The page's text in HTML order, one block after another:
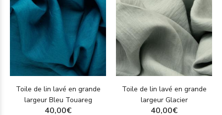
Toile de lin lavé en grande
largeur Bleu Touareg
40,00€
Toile de lin lavé en grande
largeur Glacier
40,00€